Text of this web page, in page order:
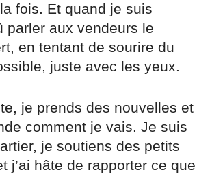
fois. Et quand je suis
parler aux vendeurs le
en tentant de sourire du
juste avec les yeux.
je prends des nouvelles et
comment je vais. Je suis
je soutiens des petits
j’ai hâte de rapporter ce que